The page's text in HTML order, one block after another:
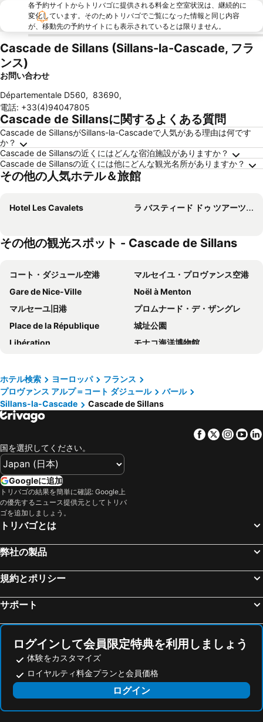
各予約サイトからトリバゴに提供される料金と空室状況は、継続的に
変化しています。そのためトリバゴでご覧になった情報と同じ内容
が、移動先の予約サイトにも表示されているとは限りません。
Cascade de Sillans (Sillans-la-Cascade, フラ
ンス)
お問い合わせ
Départementale D560, 83690,
電話: +33(4)94047805
Cascade de Sillansに関するよくある質問
Cascade de SillansがSillans-la-Cascadeで人気がある理由は何です
か？
Cascade de Sillansの近くにはどんな宿泊施設がありますか？
Cascade de Sillansの近くには他にどんな観光名所がありますか？
その他の人気ホテル＆旅館
Hotel Les Cavalets ラ バスティード ドゥ ツアーツアー & スパ オテル
その他の観光スポット - Cascade de Sillans
コート・ダジュール空港
マルセイユ・プロヴァンス空港
Gare de Nice-Ville
Noël à Menton
マルセーユ旧港
プロムナード・デ・ザングレ
Place de la République
城址公園
Libération
モナコ海洋博物館
教皇庁
Nice City Tour
Gare d'Avignon Centre
Le Port
Beau Rivage
Aix en Provence Railway Station TGV
Villefranche-sur-Mer
Fontvieille
Festival de Cannes
Hôtel de Ville
Koaland
Portosole
Gare de Juan-Les-Pins
Ironman France - Nice Triathlon
Gare d'Eze sur Mer
Iles du Levant
Caffé Roma
Le Panier
Cimiez
Riquier
Coco Beach
Isola 2000
Menton Vieille Ville
Cascade de Sillans
Abbaye du Thoronet
ホテル検索 ヨーロッパ
フランス
プロヴァンス アルプ＝コート ダジュール
バール
Sillans-la-Cascade
Cascade de Sillans
Facebook
Twitter
国を選択してください。
Googleに追加
トリバゴの結果を簡単に確認: Google上
の優先するニュース提供元としてトリバ
ゴを追加しましょう。
トリバゴとは
弊社の製品
規約とポリシー
サポート
ログインして会員限定特典を利用しましょう
体験をカスタマイズ
ロイヤルティ料金プランと会員価格
ログイン